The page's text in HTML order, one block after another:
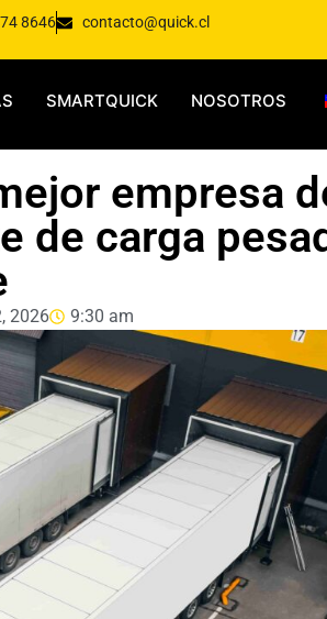
8646 contacto@quick.cl
SMARTQUICK NOSOTROS
empresa
de carga
2026 9:30 am